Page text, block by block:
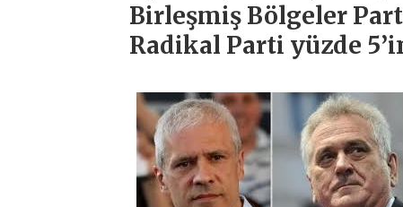
Birleşmiş Bölgeler
Radikal Parti yüzde